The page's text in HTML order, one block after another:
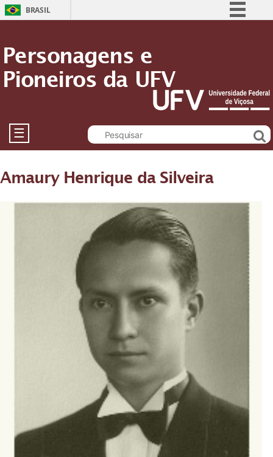
BRASIL
Acesso à informação
Legislação
Canais
Personagens e
Pioneiros da UFV
☰
Amaury Henrique da Silveira